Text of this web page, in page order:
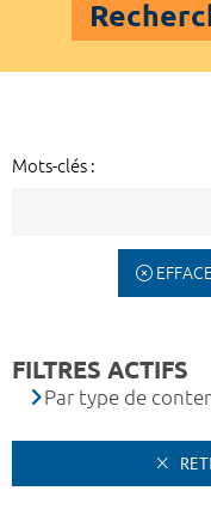
Mots-clés :
FILTRES ACTIFS
Par type de